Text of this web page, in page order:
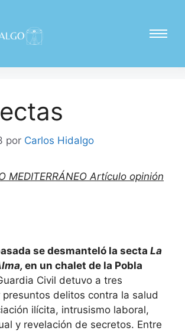
por Carlos Hidalgo
MEDITERRÁNEO Artículo opinión
se desmanteló la secta La
en un chalet de la Pobla
Civil detuvo a tres
presuntos delitos contra la salud
ilícita, intrusismo laboral,
y revelación de secretos. Entre